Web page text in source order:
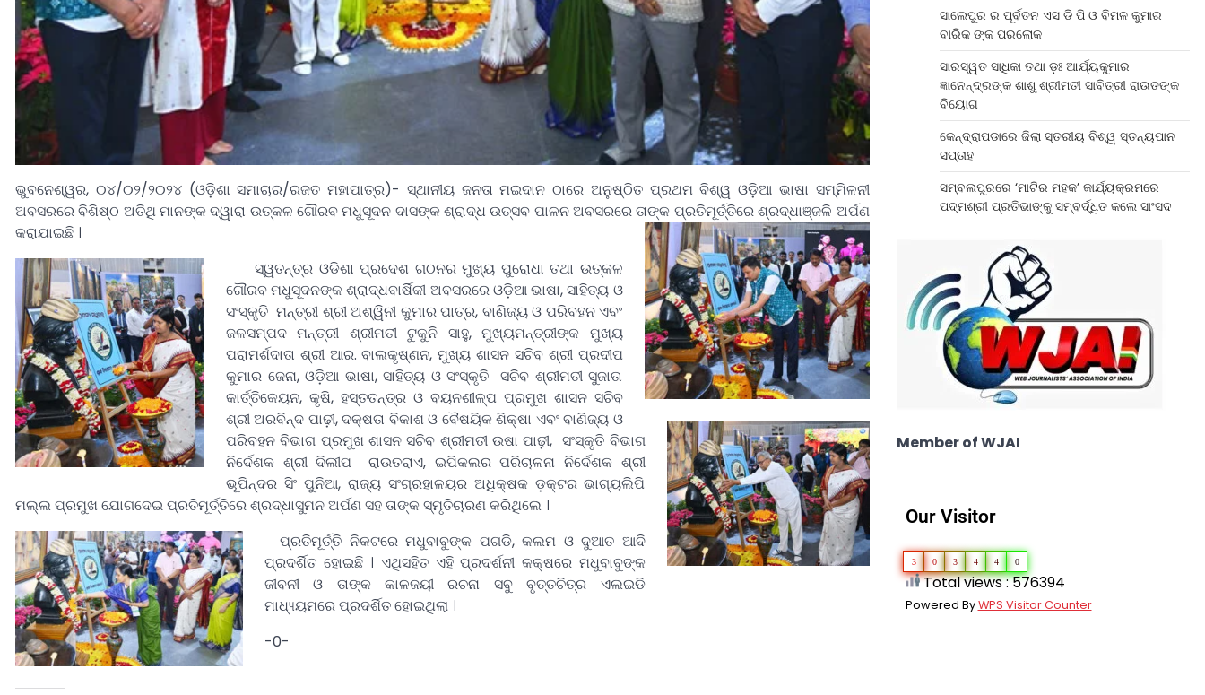
ଭୁବନେଶ୍ୱର, ୦୪/୦୨/୨୦୨୪ (ଓଡ଼ିଶା ସମାଚାର/ରଜତ ମହାପାତ୍ର)- ସ୍ଥାନୀୟ ଜନତା ମଇଦାନ ଠାରେ ଅନୁଷ୍ଠିତ ପ୍ରଥମ ବିଶ୍ୱ ଓଡ଼ିଆ ଭାଷା ସମ୍ମିଳନୀ
ଅବସରରେ ବିଶିଷ୍ଠ ଅତିଥି ମାନଙ୍କ ଦ୍ୱାରା ଉତ୍କଳ ଗୌରବ ମଧୁସୂଦନ ଦାସଙ୍କ ଶ୍ରାଦ୍ଧ ଉତ୍ସବ ପାଳନ ଅବସରରେ ତାଙ୍କ ପ୍ରତିମୂର୍ତ୍ତିରେ ଶ୍ରଦ୍ଧାଞ୍ଜଳି ଅର୍ପଣ
କରାଯାଇଛି ।
ସ୍ୱତନ୍ତ୍ର ଓଡିଶା ପ୍ରଦେଶ ଗଠନର ମୁଖ୍ୟ ପୁରୋଧା ତଥା ଉତ୍କଳ
ଗୌରବ ମଧୁସୂଦନଙ୍କ ଶ୍ରାଦ୍ଧବାର୍ଷିକୀ ଅବସରରେ ଓଡ଼ିଆ ଭାଷା, ସାହିତ୍ୟ ଓ
ସଂସ୍କୃତି ମନ୍ତ୍ରୀ ଶ୍ରୀ ଅଶ୍ୱିନୀ କୁମାର ପାତ୍ର, ବାଣିଜ୍ୟ ଓ ପରିବହନ ଏବଂ
ଜଳସମ୍ପଦ ମନ୍ତ୍ରୀ ଶ୍ରୀମତୀ ଟୁକୁନି ସାହୁ, ମୁଖ୍ୟମନ୍ତ୍ରୀଙ୍କ ମୁଖ୍ୟ
ପରାମର୍ଶଦାତା ଶ୍ରୀ ଆର. ବାଲକୃଷ୍ଣନ, ମୁଖ୍ୟ ଶାସନ ସଚିବ ଶ୍ରୀ ପ୍ରଦୀପ
କୁମାର ଜେନା, ଓଡ଼ିଆ ଭାଷା, ସାହିତ୍ୟ ଓ ସଂସ୍କୃତି ସଚିବ ଶ୍ରୀମତୀ ସୁଜାତା
କାର୍ତ୍ତିକେୟନ, କୃଷି, ହସ୍ତତନ୍ତ୍ର ଓ ବୟନଶୀଳ୍ପ ପ୍ରମୁଖ ଶାସନ ସଚିବ
ଶ୍ରୀ ଅରବିନ୍ଦ ପାଢ଼ୀ, ଦକ୍ଷତା ବିକାଶ ଓ ବୈଷୟିକ ଶିକ୍ଷା ଏବଂ ବାଣିଜ୍ୟ ଓ
ପରିବହନ ବିଭାଗ ପ୍ରମୁଖ ଶାସନ ସଚିବ ଶ୍ରୀମତୀ ଉଷା ପାଢ଼ୀ, ସଂସ୍କୃତି ବିଭାଗ
ନିର୍ଦେଶକ ଶ୍ରୀ ଦିଲୀପ ରାଉତରାଏ, ଇପିକଲର ପରିଚାଳନା ନିର୍ଦେଶକ ଶ୍ରୀ
ଭୂପିନ୍ଦର ସିଂ ପୁନିଆ, ରାଜ୍ୟ ସଂଗ୍ରହାଳୟର ଅଧିକ୍ଷକ ଡ଼କ୍ଟର ଭାଗ୍ୟଲିପି
ମଲ୍ଲ ପ୍ରମୁଖ ଯୋଗଦେଇ ପ୍ରତିମୂର୍ତ୍ତିରେ ଶ୍ରଦ୍ଧାସୁମନ ଅର୍ପଣ ସହ ତାଙ୍କ ସ୍ମୃତିଚାରଣ କରିଥିଲେ ।
ପ୍ରତିମୂର୍ତ୍ତି ନିକଟରେ ମଧୁବାବୁଙ୍କ ପଗଡି, କଲମ ଓ ଦୁଆତ ଆଦି
ପ୍ରଦର୍ଶିତ ହୋଇଛି । ଏଥିସହିତ ଏହି ପ୍ରଦର୍ଶନୀ କକ୍ଷରେ ମଧୁବାବୁଙ୍କ
ଜୀବନୀ ଓ ତାଙ୍କ କାଳଜୟୀ ରଚନା ସବୁ ବୃତ୍ତଚିତ୍ର ଏଲଇଡି
ମାଧ୍ୟ୍ୟମରେ ପ୍ରଦର୍ଶିତ ହୋଇଥିଲା ।
-0-
ସାଲେପୁର ର ପୂର୍ବତନ ଏସ ଡି ପି ଓ ବିମଳ କୁମାର
ବାରିକ ଙ୍କ ପରଲୋକ
ସାରସ୍ୱତ ସାଧିକା ତଥା ଡ଼ଃ ଆର୍ଯ୍ୟକୁମାର
ଜ୍ଞାନେନ୍ଦ୍ରଙ୍କ ଶାଶୁ ଶ୍ରୀମତୀ ସାବିତ୍ରୀ ରାଉତଙ୍କ
ବିୟୋଗ
କେନ୍ଦ୍ରାପଡାରେ ଜିଲା ସ୍ତରୀୟ ବିଶ୍ୱ ସ୍ତନ୍ୟପାନ
ସପ୍ତାହ
ସମ୍ବଲପୁରରେ ‘ମାଟିର ମହକ’ କାର୍ଯ୍ୟକ୍ରମରେ
ପଦ୍ମଶ୍ରୀ ପ୍ରତିଭାଙ୍କୁ ସମ୍ବର୍ଦ୍ଧିତ କଲେ ସାଂସଦ
Member of WJAI
Our Visitor
3 0 3 4 4 0
Total views : 576394
Powered ByWPS Visitor Counter